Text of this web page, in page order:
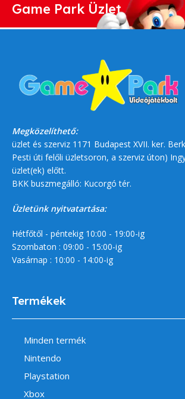
Game Park Üzlet
Megközelíthető:
üzlet és szerviz 1171 Budapest XVII. ker.
Pesti úti felőli üzletsoron, a szerviz úton)
üzlet(ek) előtt.
BKK buszmegálló: Kucorgó tér.
Üzletünk nyitvatartása:
Hétfőtől - péntekig 10:00 - 19:00-ig
Szombaton : 09:00 - 15:00-ig
Vasárnap : 10:00 - 14:00-ig
Termékek
Minden termék
Nintendo
Playstation
Xbox